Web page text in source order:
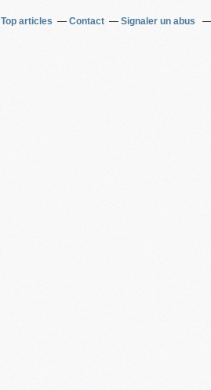
Top articles Contact Signaler un abus